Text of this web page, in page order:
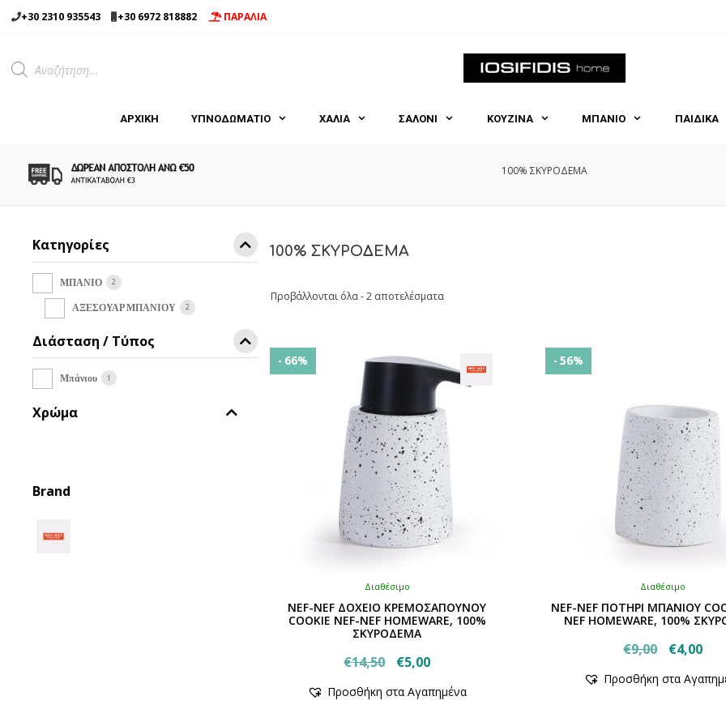
Μετάβαση
σε
+30 2310 935543 +30 6972 818882 ΠΑΡΑΛΙΑ
Products
search
ΑΡΧΙΚΉ ΥΠΝΟΔΩΜΑΤΙΟ ΧΑΛΙΑ ΣΑΛΟΝΙ ΚΟΥΖΙΝΑ ΜΠΑΝΙΟ ΠΑΙΔΙΚΑ
100% ΣΚΥΡΟΔΕΜΑ
100% ΣΚΥΡΟΔΕΜΑ
Προβάλλονται όλα - 2 αποτελέσματα
- 66%
Διαθέσιμο
NEF-NEF ΔΟΧΕΙΟ ΚΡΕΜΟΣΑΠΟΥΝΟΥ
COOKIE NEF-NEF HOMEWARE, 100%
ΣΚΥΡΟΔΕΜΑ
€14,50
Original
was:
€5,00Η
τιμή
το
Προσθήκη στα Αγαπημένα
- 56%
Διαθέσιμο
NEF-NEF ΠΟΤΗΡΙ ΜΠΑΝΙΟΥ
NEF HOMEWARE, 100%
€9,00
Original
was:
€4,00Η
το
Προσθήκη στα
Κατηγορίες
ΜΠΑΝΙΟ 2
ΑΞΕΣΟΥΑΡ ΜΠΑΝΙΟΥ 2
Διάσταση / Τύπος
Μπάνιου 1
Χρώμα
Brand